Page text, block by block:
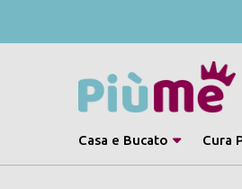
Casa e Bucato Cura